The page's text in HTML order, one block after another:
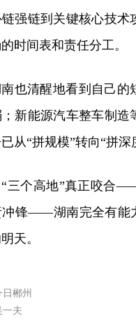
强链到关键核心技
时间表和责任分工。
也清醒地看到自己的
新能源汽车整车制造
从“拼规模”转向“拼深
“三个高地”真正咬合
冲锋——湖南完全有能
天。
郴州
一夫